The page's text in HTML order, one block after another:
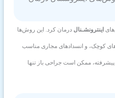
اینترونشـنالدرمان کرد. این روش‌ها
کوچک، و انسدادهای مجاری مناسب
ممکن است جراحی باز تنها